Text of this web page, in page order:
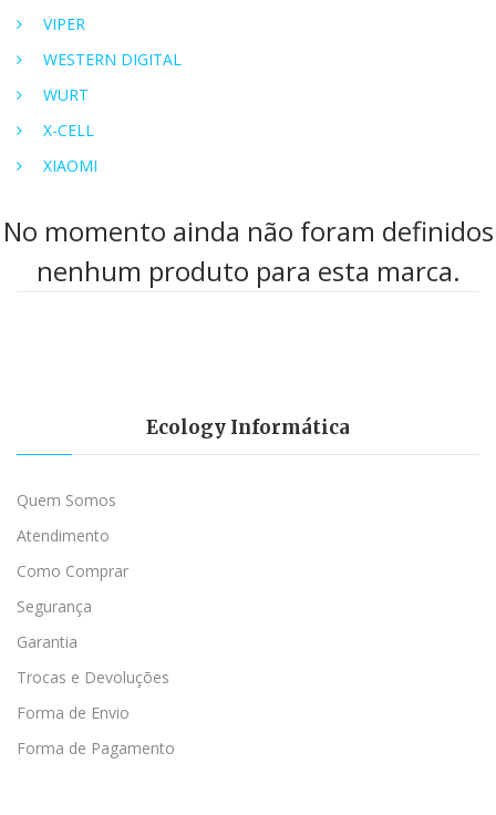
VIPER
WESTERN DIGITAL
WURT
X-CELL
XIAOMI
No momento ainda não foram definidos
nenhum produto para esta marca.
Ecology Informática
Quem Somos
Atendimento
Como Comprar
Segurança
Garantia
Trocas e Devoluções
Forma de Envio
Forma de Pagamento